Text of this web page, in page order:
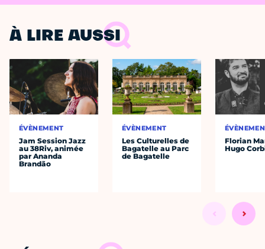
À LIRE AUSSI
ÉVÈNEMENT
Jam Session Jazz
au 38Riv, animée
par Ananda
Brandão
ÉVÈNEMENT
Les Culturelles de
Bagatelle au Parc
de Bagatelle
Florian
Hugo